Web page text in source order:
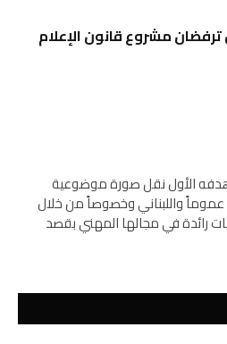
ترفضان مشروع قانون الإعلام
الأول نقل صورة موضوعية
واللبناني وخصوصاً من خلال
رائدة في مجالها المهني بقصد